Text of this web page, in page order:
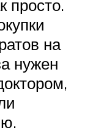
просто.
на
нужен